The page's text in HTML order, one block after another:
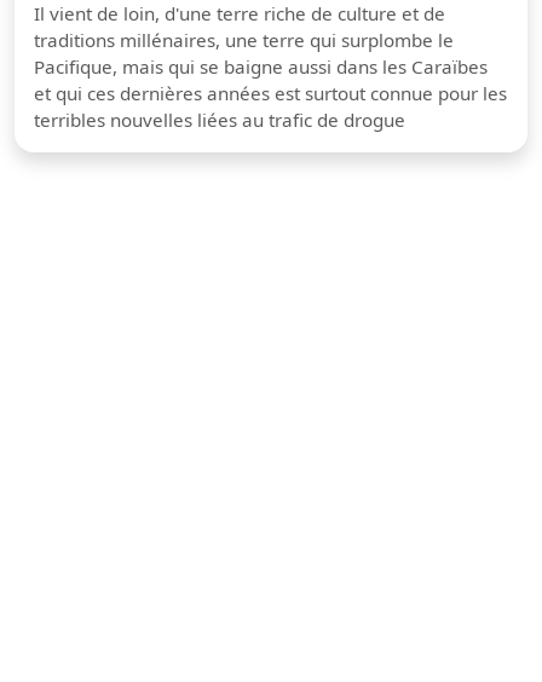
Il vient de loin, d'une terre riche de culture et de
traditions millénaires, une terre qui surplombe le
Pacifique, mais qui se baigne aussi dans les Caraïbes
et qui ces dernières années est surtout connue pour les
terribles nouvelles liées au trafic de drogue